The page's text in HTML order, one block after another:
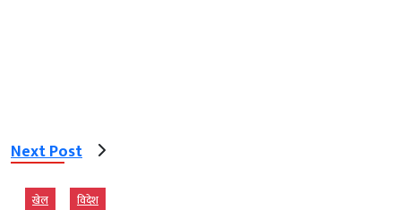
Next Post
खेल विदेश